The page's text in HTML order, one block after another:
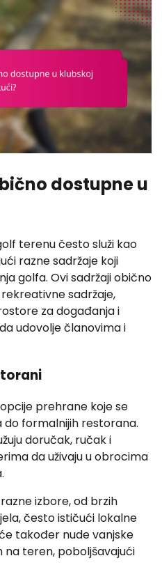
dostupne u
terenu često služi kao
razne sadržaje koji
golfa. Ovi sadržaji obično
sadržaje,
za događanja i
udovolje članovima i
prehrane koje se
formalnijih restorana.
doručak, ručak i
da uživaju u obrocima
izbore, od brzih
često ističući lokalne
također nude vanjske
teren, poboljšavajući